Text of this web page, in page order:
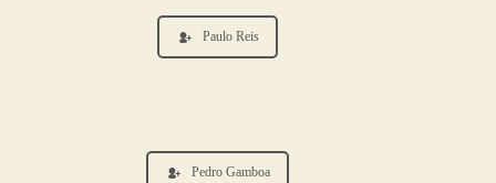
Paulo Reis
Pedro Gamboa